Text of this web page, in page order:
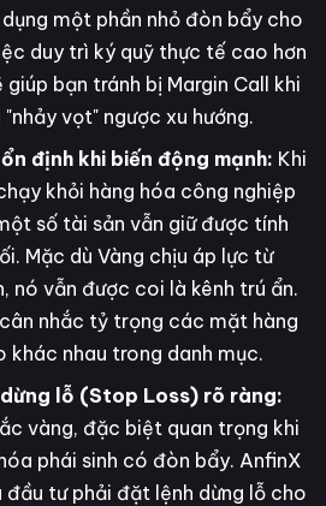
một phần nhỏ đòn bẩy cho
duy trì ký quỹ thực tế cao hơn
bạn tránh bị Margin Call khi
vọt" ngược xu hướng.
định khi biến động mạnh: Khi
khỏi hàng hóa công nghiệp
số tài sản vẫn giữ được tính
Mặc dù Vàng chịu áp lực từ
nó vẫn được coi là kênh trú ẩn.
nhắc tỷ trọng các mặt hàng
khác nhau trong danh mục.
lỗ (Stop Loss) rõ ràng:
vàng, đặc biệt quan trọng khi
phái sinh có đòn bẩy. AnfinX
đầu tư phải đặt lệnh dừng lỗ cho